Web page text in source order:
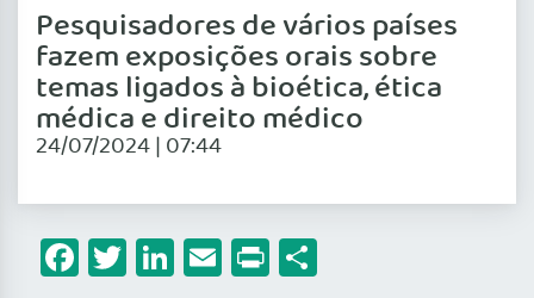
Pesquisadores de vários países
fazem exposições orais sobre
temas ligados à bioética, ética
médica e direito médico
24/07/2024 | 07:44
Facebook
Twitter
LinkedIn
Email
Print